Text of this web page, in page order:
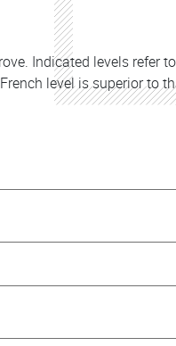
Indicated levels refer
level is superior to